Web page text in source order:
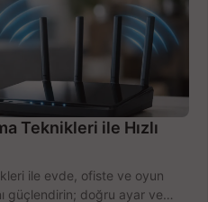
Teknikleri ile Hızlı
ile evde, ofiste ve oyun
güçlendirin; doğru ayar ve